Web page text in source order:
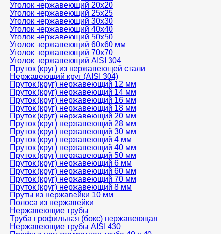
Уголок нержавеющий 20х20
Уголок нержавеющий 25х25
Уголок нержавеющий 30х30
Уголок нержавеющий 40х40
Уголок нержавеющий 50х50
Уголок нержавеющий 60х60 мм
Уголок нержавеющий 70х70
Уголок нержавеющий AISI 304
Пруток (круг) из нержавеющей стали
Нержавеющий круг (AISI 304)
Пруток (круг) нержавеющий 12 мм
Пруток (круг) нержавеющий 14 мм
Пруток (круг) нержавеющий 16 мм
Пруток (круг) нержавеющий 18 мм
Пруток (круг) нержавеющий 20 мм
Пруток (круг) нержавеющий 28 мм
Пруток (круг) нержавеющий 30 мм
Пруток (круг) нержавеющий 4 мм
Пруток (круг) нержавеющий 40 мм
Пруток (круг) нержавеющий 50 мм
Пруток (круг) нержавеющий 6 мм
Пруток (круг) нержавеющий 60 мм
Пруток (круг) нержавеющий 70 мм
Пруток (круг) нержавеющий 8 мм
Пруты из нержавейки 10 мм
Полоса из нержавейки
Нержавеющие трубы
Труба профильная (бокс) нержавеющая
Нержавеющие трубы AISI 430